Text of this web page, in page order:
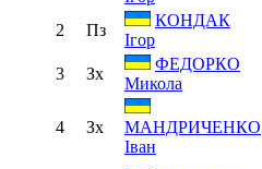
2
Пз
КОНДАК
Ігор
3
Зх
ФЕДОРКО
Микола
4 Зх
МАНДРИЧЕНКО
Іван